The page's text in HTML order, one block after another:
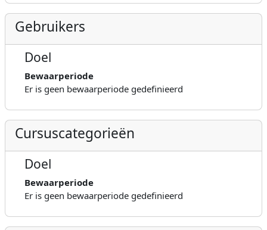
Gebruikers
Doel
Bewaarperiode
Er is geen bewaarperiode gedefinieerd
Cursuscategorieën
Doel
Bewaarperiode
Er is geen bewaarperiode gedefinieerd